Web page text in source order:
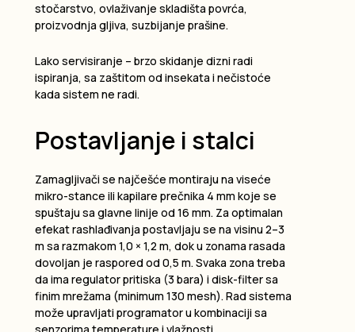
stočarstvo, ovlaživanje skladišta povrća,
proizvodnja gljiva, suzbijanje prašine.
Lako servisiranje – brzo skidanje dizni radi
ispiranja, sa zaštitom od insekata i nečistoće
kada sistem ne radi.
Postavljanje i stalci
Zamagljivači se najčešće montiraju na viseće
mikro-stance ili kapilare prečnika 4 mm koje se
spuštaju sa glavne linije od 16 mm. Za optimalan
efekat rashlađivanja postavljaju se na visinu 2–3
m sa razmakom 1,0 × 1,2 m, dok u zonama rasada
dovoljan je raspored od 0,5 m. Svaka zona treba
da ima regulator pritiska (3 bara) i disk-filter sa
finim mrežama (minimum 130 mesh). Rad sistema
može upravljati programator u kombinaciji sa